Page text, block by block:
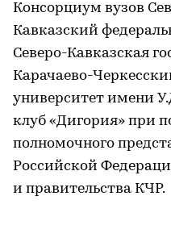
Консорциум вузов
Кавказский
Северо-Кавказская
Карачаево-
университет имени
клуб «Дигория» при
полномочного
Российской
и правительства КЧР.